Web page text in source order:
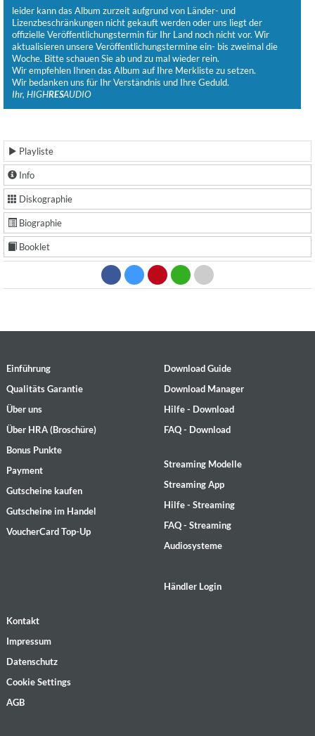
leider kann das Album zurzeit aufgrund von Länder- und
Lizenzbeschränkungen nicht gekauft werden oder uns liegt der
offizielle Veröffentlichungstermin für Ihr Land noch nicht vor. Wir
aktualisieren unsere Veröffentlichungstermine ein- bis zweimal die
Woche. Bitte schauen Sie ab und zu mal wieder rein.
Wir empfehlen Ihnen das Album auf Ihre Merkliste zu setzen.
Wir bedanken uns für Ihr Verständnis und Ihre Geduld.
Ihr, HIGHRESAUDIO
Playliste
Info
Diskographie
Biographie
Booklet
Einführung
Qualitäts Garantie
Über uns
Über HRA (Broschüre)
Bonus Punkte
Payment
Gutscheine kaufen
Gutscheine im Handel
VoucherCard Top-Up
Download Guide
Download Manager
Hilfe - Download
FAQ - Download
Streaming Modelle
Streaming App
Hilfe - Streaming
FAQ - Streaming
Audiosysteme
Händler Login
Kontakt
Impressum
Datenschutz
Cookie Settings
AGB